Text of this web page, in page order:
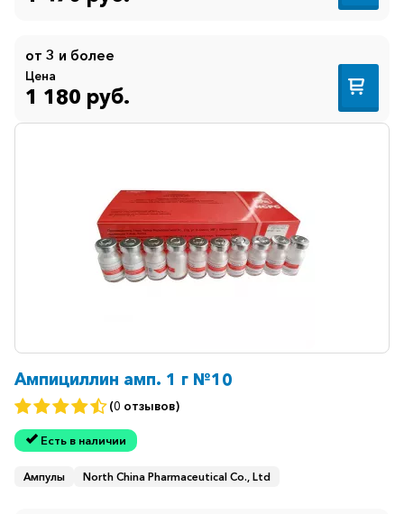
от 3 и более
Цена
1 180 руб.
Ампициллин амп. 1 г №10
(0 отзывов)
Есть в наличии
Ампулы North China Pharmaceutical Co., Ltd